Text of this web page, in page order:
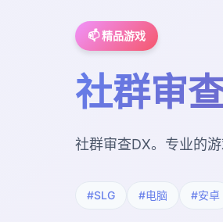
📫 精品游戏
社群审
社群审查DX。专业的
#SLG #电脑 #安卓